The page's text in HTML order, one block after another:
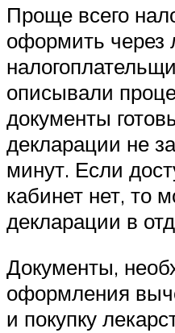
Проще всего
оформить через
описывали
документы
декларации не
минут. Если
кабинет нет, то
декларации в
Документы,
оформления
и покупку